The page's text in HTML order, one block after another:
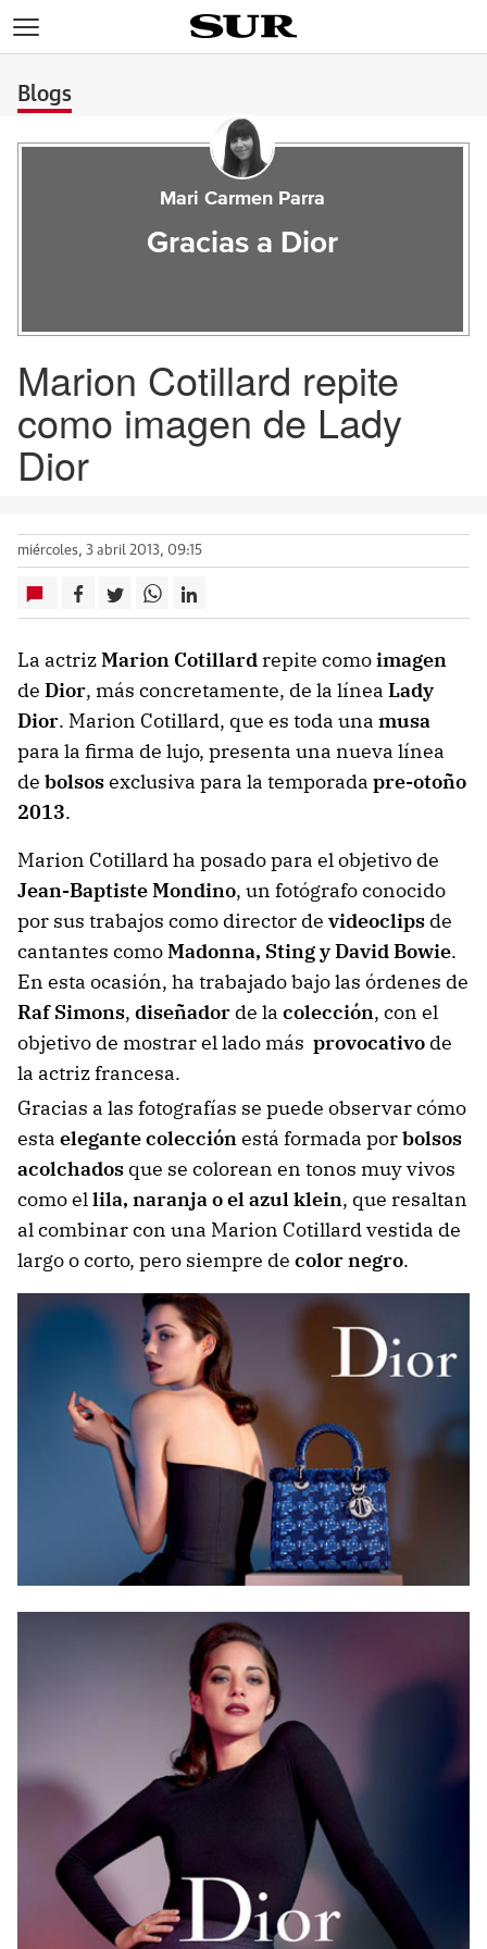
Blogs
Mari Carmen Parra
Gracias a Dior
Marion Cotillard repite
como imagen de Lady
Dior
miércoles, 3 abril 2013, 09:15
La actrizMarion Cotillardrepite comoimagen
de Dior, más concretamente, de la línea Lady
Dior. Marion Cotillard, que es toda una musa
para la firma de lujo, presenta una nueva línea
de bolsosexclusiva para la temporada pre-otoño
2013.
Marion Cotillard ha posado para el objetivo de
Jean-Baptiste Mondino, un fotógrafo conocido
por sus trabajos como director de videoclips de
cantantes comoMadonna, Sting y David Bowie.
En esta ocasión, ha trabajado bajo las órdenes de
Raf Simons, diseñador de la colección, con el
objetivo de mostrar el lado más provocativo de
la actriz francesa.
Gracias a las fotografías se puede observar cómo
esta elegante colecciónestá formada porbolsos
acolchados que se colorean en tonos muy vivos
como ellila, naranja o el azul klein, que resaltan
al combinar con una Marion Cotillard vestida de
largo o corto, pero siempre de color negro.